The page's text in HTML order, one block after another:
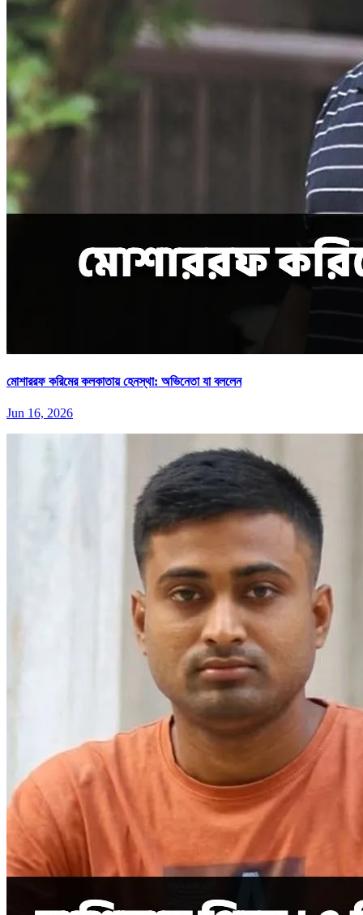
মোশাররফ করিমের কলকাতায় হেনস্থা: অভিনেতা যা বললেন
Jun 16, 2026